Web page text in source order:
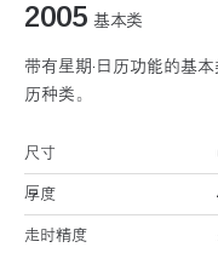
2005 基本类
带有星期·日历功能的基
历种类。
尺寸
厚度
走时精度